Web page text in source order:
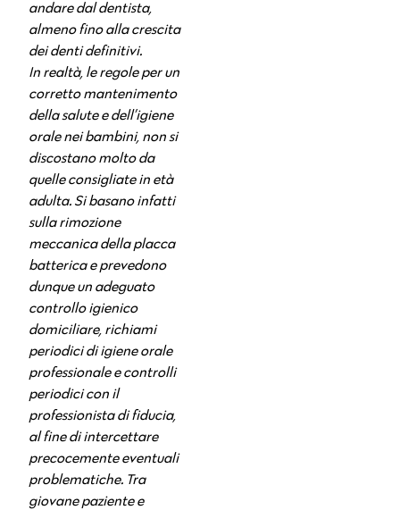
andare dal dentista,
almeno fino alla crescita
dei denti definitivi.
In realtà, le regole per un
corretto mantenimento
della salute e dell’igiene
orale nei bambini, non si
discostano molto da
quelle consigliate in età
adulta. Si basano infatti
sulla rimozione
meccanica della placca
batterica e prevedono
dunque un adeguato
controllo igienico
domiciliare, richiami
periodici di igiene orale
professionale e controlli
periodici con il
professionista di fiducia,
al fine di intercettare
precocemente eventuali
problematiche. Tra
giovane paziente e